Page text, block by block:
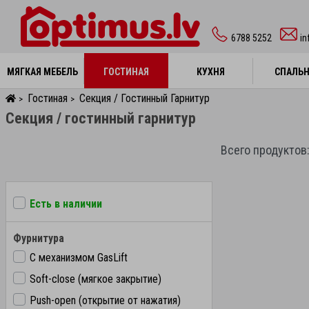
6788 5252
МЯГКАЯ МЕБЕЛЬ ГОСТИНАЯ КУХНЯ
МЯГКАЯ МЕБЕЛЬ ГОСТИНАЯ КУХНЯ
> Гостиная > Секция / Гостинный Гарнитур
Секция / гостинный гарнитур
Есть в наличии
Фурнитура
С механизмом GasLift
Soft-close (мягкое закрытие)
Push-open (открытие от нажатия)
Всего